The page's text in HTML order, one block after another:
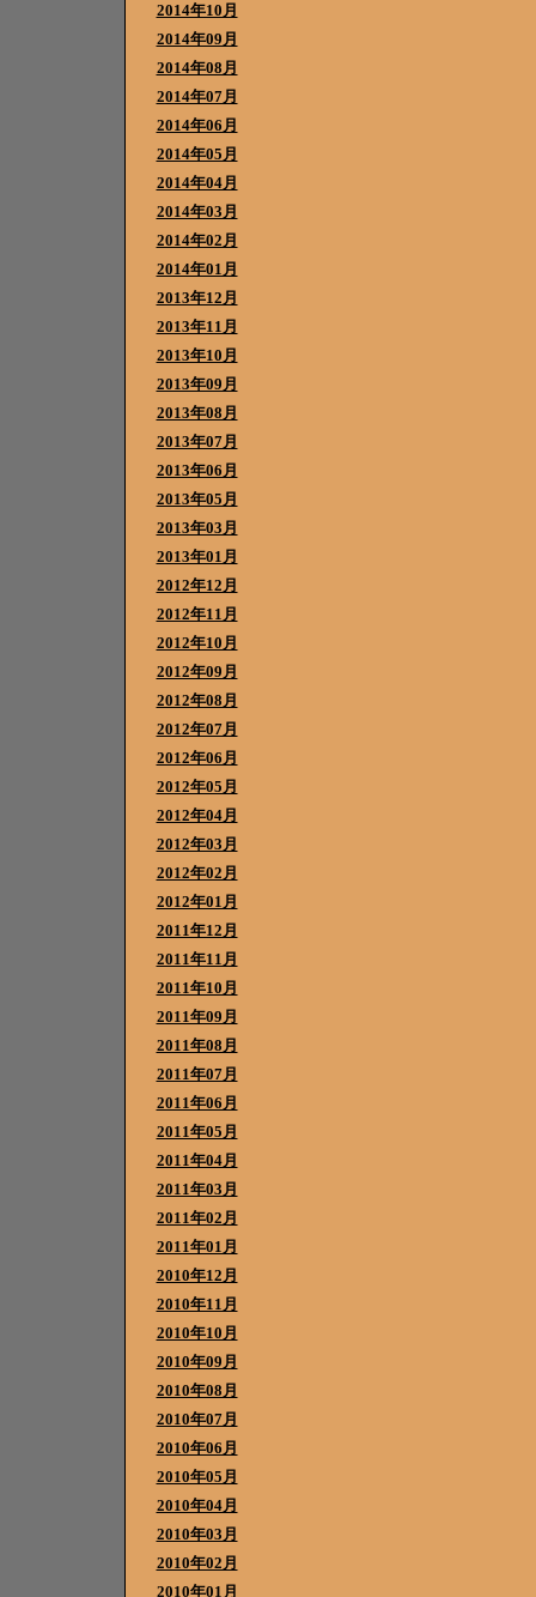
2014年10月
2014年09月
2014年08月
2014年07月
2014年06月
2014年05月
2014年04月
2014年03月
2014年02月
2014年01月
2013年12月
2013年11月
2013年10月
2013年09月
2013年08月
2013年07月
2013年06月
2013年05月
2013年03月
2013年01月
2012年12月
2012年11月
2012年10月
2012年09月
2012年08月
2012年07月
2012年06月
2012年05月
2012年04月
2012年03月
2012年02月
2012年01月
2011年12月
2011年11月
2011年10月
2011年09月
2011年08月
2011年07月
2011年06月
2011年05月
2011年04月
2011年03月
2011年02月
2011年01月
2010年12月
2010年11月
2010年10月
2010年09月
2010年08月
2010年07月
2010年06月
2010年05月
2010年04月
2010年03月
2010年02月
2010年01月